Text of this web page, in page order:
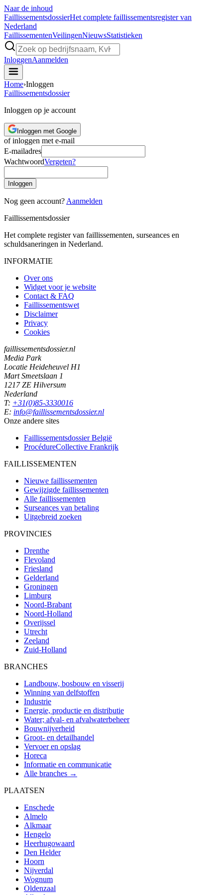
Naar de inhoud
FaillissementsdossierHet complete faillissementsregister van
Nederland
FaillissementenVeilingenNieuwsStatistieken
InloggenAanmelden
Home›Inloggen
Faillissementsdossier
Inloggen op je account
Inloggen met Google
of inloggen met e-mail
E-mailadres
WachtwoordVergeten?
Inloggen
Nog geen account? Aanmelden
Faillissementsdossier
Het complete register van faillissementen, surseances en
schuldsaneringen in Nederland.
INFORMATIE
Over ons
Widget voor je website
Contact & FAQ
Faillissementswet
Disclaimer
Privacy
Cookies
faillissementsdossier.nl
Media Park
Locatie Heideheuvel H1
Mart Smeetslaan 1
1217 ZE Hilversum
Nederland
T: +31(0)85-3330016
E: info@faillissementsdossier.nl
Onze andere sites
Faillissementsdossier België
ProcédureCollective Frankrijk
FAILLISSEMENTEN
Nieuwe faillissementen
Gewijzigde faillissementen
Alle faillissementen
Surseances van betaling
Uitgebreid zoeken
PROVINCIES
Drenthe
Flevoland
Friesland
Gelderland
Groningen
Limburg
Noord-Brabant
Noord-Holland
Overijssel
Utrecht
Zeeland
Zuid-Holland
BRANCHES
Landbouw, bosbouw en visserij
Winning van delfstoffen
Industrie
Energie, productie en distributie
Water; afval- en afvalwaterbeheer
Bouwnijverheid
Groot- en detailhandel
Vervoer en opslag
Horeca
Informatie en communicatie
Alle branches →
PLAATSEN
Enschede
Almelo
Alkmaar
Hengelo
Heerhugowaard
Den Helder
Hoorn
Nijverdal
Wognum
Oldenzaal